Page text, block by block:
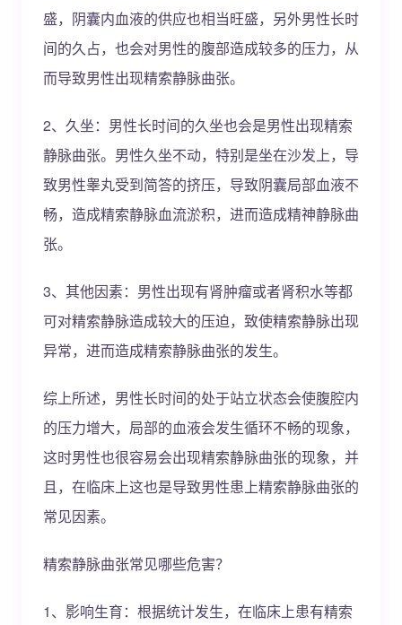
盛，阴囊内血液的供应也相当旺盛，另外男性长时
间的久占，也会对男性的腹部造成较多的压力，从
而导致男性出现精索静脉曲张。
2、久坐：男性长时间的久坐也会是男性出现精索
静脉曲张。男性久坐不动，特别是坐在沙发上，导
致男性睾丸受到简答的挤压，导致阴囊局部血液不
畅，造成精索静脉血流淤积，进而造成精神静脉曲
张。
3、其他因素：男性出现有肾肿瘤或者肾积水等都
可对精索静脉造成较大的压迫，致使精索静脉出现
异常，进而造成精索静脉曲张的发生。
综上所述，男性长时间的处于站立状态会使腹腔内
的压力增大，局部的血液会发生循环不畅的现象，
这时男性也很容易会出现精索静脉曲张的现象，并
且，在临床上这也是导致男性患上精索静脉曲张的
常见因素。
精索静脉曲张常见哪些危害？
1、影响生育：根据统计发生，在临床上患有精索